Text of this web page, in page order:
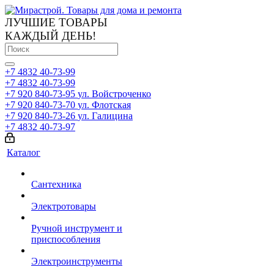
ЛУЧШИЕ ТОВАРЫ
КАЖДЫЙ ДЕНЬ!
+7 4832 40-73-99
+7 4832 40-73-99
+7 920 840-73-95 ул. Войстроченко
+7 920 840-73-70 ул. Флотская
+7 920 840-73-26 ул. Галицина
+7 4832 40-73-97
Каталог
Сантехника
Электротовары
Ручной инструмент и
приспособления
Электроинструменты